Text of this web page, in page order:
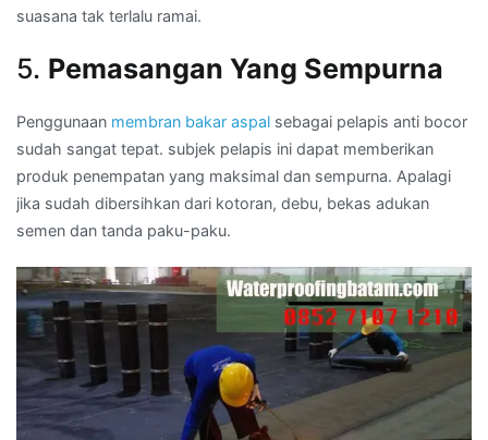
suasana tak terlalu ramai.
5. Pemasangan Yang Sempurna
Penggunaan membran bakar aspal sebagai pelapis anti bocor
sudah sangat tepat. subjek pelapis ini dapat memberikan
produk penempatan yang maksimal dan sempurna. Apalagi
jika sudah dibersihkan dari kotoran, debu, bekas adukan
semen dan tanda paku-paku.